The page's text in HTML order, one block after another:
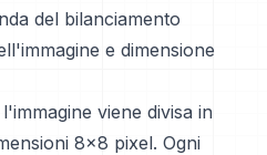
del bilanciamento
e dimensione
viene divisa in
8x8 pixel. Ogni